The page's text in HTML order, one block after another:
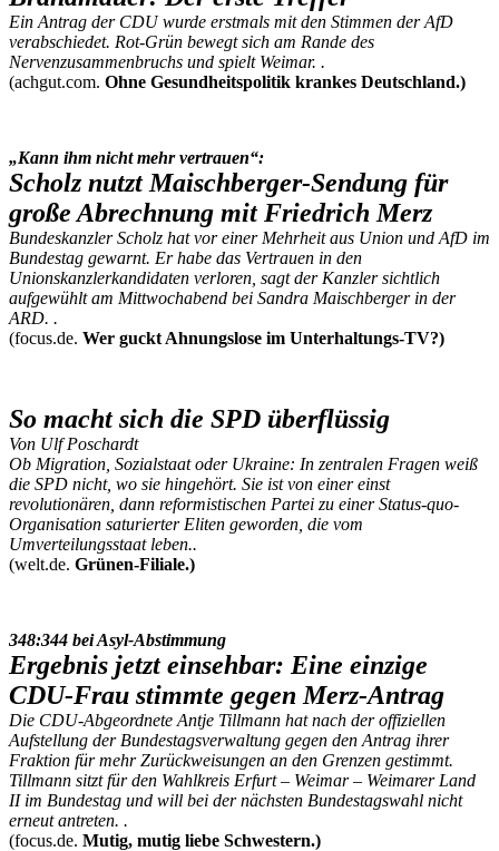
Ein Antrag der CDU wurde erstmals mit den Stimmen der AfD
verabschiedet. Rot-Grün bewegt sich am Rande des
Nervenzusammenbruchs und spielt Weimar. .
(achgut.com. Ohne Gesundheitspolitik krankes Deutschland.)
„Kann ihm nicht mehr vertrauen“:
Scholz nutzt Maischberger-Sendung für
große Abrechnung mit Friedrich Merz
Bundeskanzler Scholz hat vor einer Mehrheit aus Union und AfD im
Bundestag gewarnt. Er habe das Vertrauen in den
Unionskanzlerkandidaten verloren, sagt der Kanzler sichtlich
aufgewühlt am Mittwochabend bei Sandra Maischberger in der
ARD. .
(focus.de. Wer guckt Ahnungslose im Unterhaltungs-TV?)
So macht sich die SPD überflüssig
Von Ulf Poschardt
Ob Migration, Sozialstaat oder Ukraine: In zentralen Fragen weiß
die SPD nicht, wo sie hingehört. Sie ist von einer einst
revolutionären, dann reformistischen Partei zu einer Status-quo-
Organisation saturierter Eliten geworden, die vom
Umverteilungsstaat leben..
(welt.de. Grünen-Filiale.)
348:344 bei Asyl-Abstimmung
Ergebnis jetzt einsehbar: Eine einzige
CDU-Frau stimmte gegen Merz-Antrag
Die CDU-Abgeordnete Antje Tillmann hat nach der offiziellen
Aufstellung der Bundestagsverwaltung gegen den Antrag ihrer
Fraktion für mehr Zurückweisungen an den Grenzen gestimmt.
Tillmann sitzt für den Wahlkreis Erfurt – Weimar – Weimarer Land
II im Bundestag und will bei der nächsten Bundestagswahl nicht
erneut antreten. .
(focus.de. Mutig, mutig liebe Schwestern.)